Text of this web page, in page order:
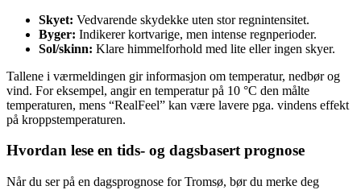
Skyet: Vedvarende skydekke uten stor regnintensitet.
Byger: Indikerer kortvarige, men intense regnperioder.
Sol/skinn: Klare himmelforhold med lite eller ingen skyer.
Tallene i værmeldingen gir informasjon om temperatur, nedbør og
vind. For eksempel, angir en temperatur på 10 °C den målte
temperaturen, mens “RealFeel” kan være lavere pga. vindens effekt
på kroppstemperaturen.
Hvordan lese en tids- og dagsbasert prognose
Når du ser på en dagsprognose for Tromsø, bør du merke deg